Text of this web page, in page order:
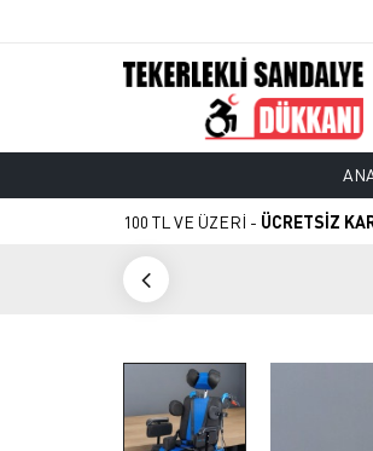
100 TL VE ÜZERİ - ÜCRETSİZ